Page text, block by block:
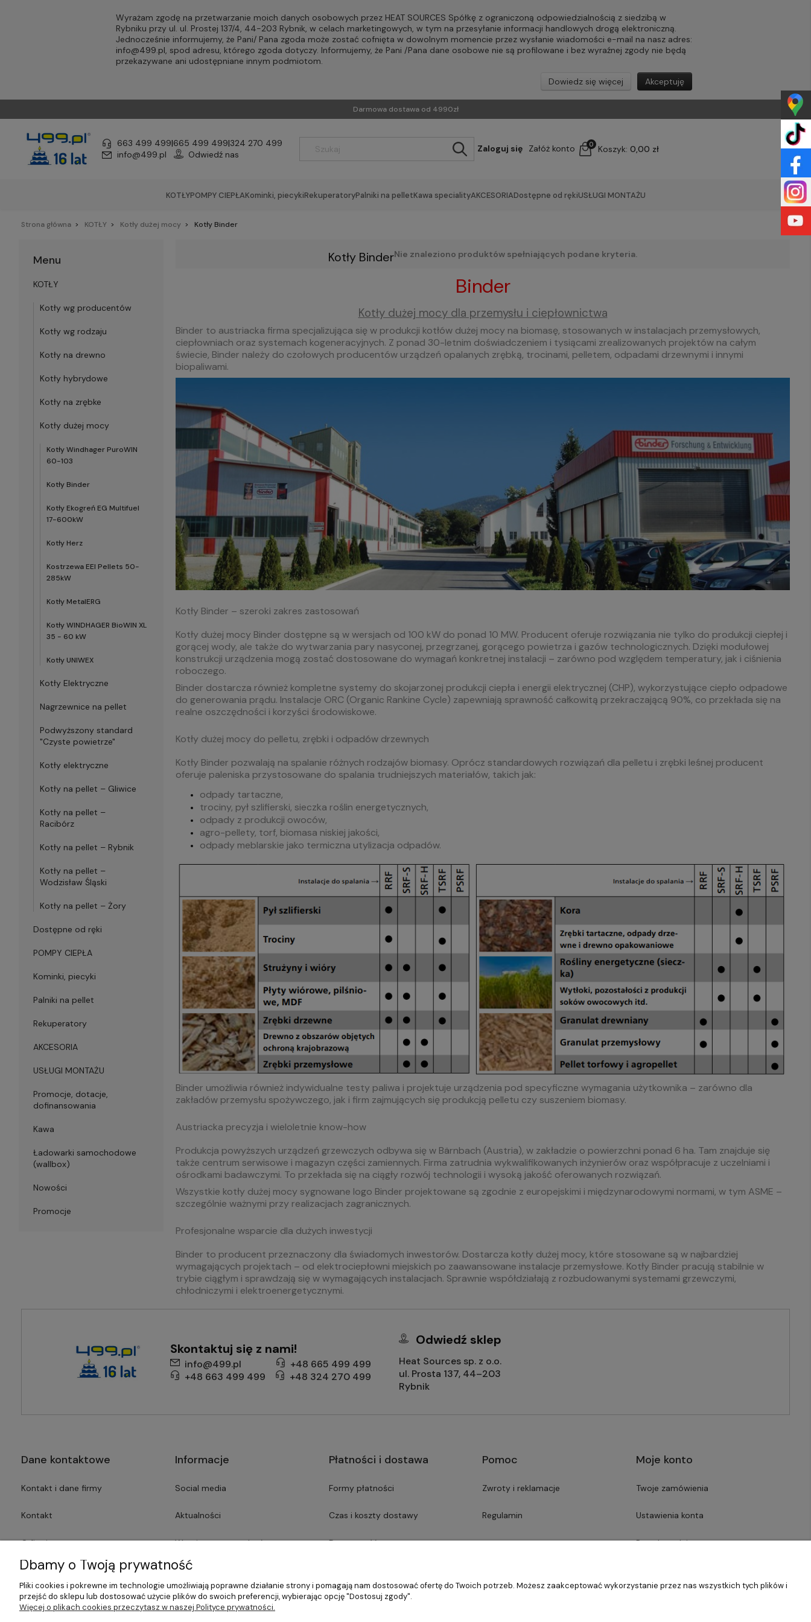
Wyrażam zgodę na przetwarzanie moich danych osobowych przez HEAT SOURCES Spółkę z ograniczoną odpowiedzialnością z siedzibą w
Rybniku przy ul. ul. Prostej 137/4, 44-203 Rybnik, w celach marketingowych, w tym na przesyłanie informacji handlowych drogą elektroniczną.
Jednocześnie informujemy, że Pani/ Pana zgoda może zostać cofnięta w dowolnym momencie przez wysłanie wiadomości e-mail na nasz adres:
info@499.pl, spod adresu, którego zgoda dotyczy. Informujemy, że Pani /Pana dane osobowe nie są profilowane i bez wyraźnej zgody nie będą
przekazywane ani udostępniane innym podmiotom.
Akceptuję
Dowiedz się więcej
Darmowa dostawa od 4990zł
663 499 499|665 499 499|324 270 499
info@499.pl
Odwiedź nas
Zaloguj się Załóż konto Koszyk: 0,00 zł
0
KOTŁYPOMPY CIEPŁAKominki, piecykiRekuperatoryPalniki na pelletKawa specialityAKCESORIADostępne od rękiUSŁUGI MONTAŻU
Strona główna KOTŁY Kotły dużej mocy Kotły Binder
Menu
KOTŁY
Kotły wg producentów
Kotły wg rodzaju
Kotły na drewno
Kotły hybrydowe
Kotły na zrębke
Kotły dużej mocy
Kotły Windhager PuroWIN
60-103
Kotły Binder
Kotły Ekogreń EG Multifuel
17-600kW
Kotły Herz
Kostrzewa EEI Pellets 50-
285kW
Kotły MetalERG
Kotły WINDHAGER BioWIN XL
35 - 60 kW
Kotły UNIWEX
Kotły Elektryczne
Nagrzewnice na pellet
Podwyższony standard
"Czyste powietrze"
Kotły elektryczne
Kotły na pellet – Gliwice
Kotły na pellet –
Racibórz
Kotły na pellet – Rybnik
Kotły na pellet –
Wodzisław Śląski
Kotły na pellet – Żory
Dostępne od ręki
POMPY CIEPŁA
Kominki, piecyki
Palniki na pellet
Rekuperatory
AKCESORIA
USŁUGI MONTAŻU
Promocje, dotacje,
dofinansowania
Kawa
Ładowarki samochodowe
(wallbox)
Nowości
Promocje
Kotły BinderNie znaleziono produktów spełniających podane kryteria.
Binder
Kotły dużej mocy dla przemysłu i ciepłownictwa
Binder to austriacka firma specjalizująca się w produkcji kotłów dużej mocy na biomasę, stosowanych w instalacjach przemysłowych,
ciepłowniach oraz systemach kogeneracyjnych. Z ponad 30-letnim doświadczeniem i tysiącami zrealizowanych projektów na całym
świecie, Binder należy do czołowych producentów urządzeń opalanych zrębką, trocinami, pelletem, odpadami drzewnymi i innymi
biopaliwami.
Kotły Binder – szeroki zakres zastosowań
Kotły dużej mocy Binder dostępne są w wersjach od 100 kW do ponad 10 MW. Producent oferuje rozwiązania nie tylko do produkcji ciepłej i
gorącej wody, ale także do wytwarzania pary nasyconej, przegrzanej, gorącego powietrza i gazów technologicznych. Dzięki modułowej
konstrukcji urządzenia mogą zostać dostosowane do wymagań konkretnej instalacji – zarówno pod względem temperatury, jak i ciśnienia
roboczego.
Binder dostarcza również kompletne systemy do skojarzonej produkcji ciepła i energii elektrycznej (CHP), wykorzystujące ciepło odpadowe
do generowania prądu. Instalacje ORC (Organic Rankine Cycle) zapewniają sprawność całkowitą przekraczającą 90%, co przekłada się na
realne oszczędności i korzyści środowiskowe.
Kotły dużej mocy do pelletu, zrębki i odpadów drzewnych
Kotły Binder pozwalają na spalanie różnych rodzajów biomasy. Oprócz standardowych rozwiązań dla pelletu i zrębki leśnej producent
oferuje paleniska przystosowane do spalania trudniejszych materiałów, takich jak:
odpady tartaczne,
trociny, pył szlifierski, sieczka roślin energetycznych,
odpady z produkcji owoców,
agro-pellety, torf, biomasa niskiej jakości,
odpady meblarskie jako termiczna utylizacja odpadów.
Binder umożliwia również indywidualne testy paliwa i projektuje urządzenia pod specyficzne wymagania użytkownika – zarówno dla
zakładów przemysłu spożywczego, jak i firm zajmujących się produkcją pelletu czy suszeniem biomasy.
Austriacka precyzja i wieloletnie know-how
Produkcja powyższych urządzeń grzewczych odbywa się w Bärnbach (Austria), w zakładzie o powierzchni ponad 6 ha. Tam znajduje się
także centrum serwisowe i magazyn części zamiennych. Firma zatrudnia wykwalifikowanych inżynierów oraz współpracuje z uczelniami i
ośrodkami badawczymi. To przekłada się na ciągły rozwój technologii i wysoką jakość oferowanych rozwiązań.
Wszystkie kotły dużej mocy sygnowane logo Binder projektowane są zgodnie z europejskimi i międzynarodowymi normami, w tym ASME –
szczególnie ważnymi przy realizacjach zagranicznych.
Profesjonalne wsparcie dla dużych inwestycji
Binder to producent przeznaczony dla świadomych inwestorów. Dostarcza kotły dużej mocy, które stosowane są w najbardziej
wymagających projektach – od elektrociepłowni miejskich po zaawansowane instalacje przemysłowe. Kotły Binder pracują stabilnie w
trybie ciągłym i sprawdzają się w wymagających instalacjach. Sprawnie współdziałają z rozbudowanymi systemami grzewczymi,
chłodniczymi i elektroenergetycznymi.
Skontaktuj się z nami!
info@499.pl
+48 665 499 499
+48 663 499 499
+48 324 270 499
Odwiedź sklep
Heat Sources sp. z o.o.
ul. Prosta 137, 44–203
Rybnik
Dane kontaktowe
Kontakt i dane firmy
Kontakt
O firmie
Dotacje
Prasa o nas
Informacje
Social media
Aktualności
Wymiana starego kotła
Polityka prywatności
Nasze marki
Płatności i dostawa
Formy płatności
Czas i koszty dostawy
Dostępność asortymentu
Pomoc
Zwroty i reklamacje
Regulamin
Moje konto
Twoje zamówienia
Ustawienia konta
Przechowalnia
Dbamy o Twoją prywatność
Pliki cookies i pokrewne im technologie umożliwiają poprawne działanie strony i pomagają nam dostosować ofertę do Twoich potrzeb. Możesz zaakceptować wykorzystanie przez nas wszystkich tych plików i
przejść do sklepu lub dostosować użycie plików do swoich preferencji, wybierając opcję "Dostosuj zgody".
Więcej o plikach cookies przeczytasz w naszej Polityce prywatności.